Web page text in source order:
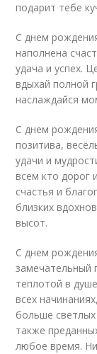
подарит тебе
С днем
наполнена
удача и успех.
вдыхай полной
наслаждайся
С днем
позитива,
удачи и
всем кто дорог
счастья и
близких
высот.
С днем
замечательный
теплотой в
всех
больше
также
любое время.